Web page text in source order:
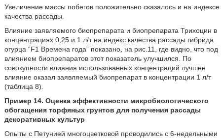
Увеличение массы побегов положительно сказалось и на индексе
качества рассады.
Влияние заявляемого биопрепарата и биопрепарата Трихоцин в
концентрациях 0,25 и 1 л/т на индекс качества рассады гибрида
огурца “F1 Времена года” показано, на рис.11, где видно, что под
влиянием биопрепаратов этот показатель улучшился. По
совокупности влияния использованных концентраций лучшее
влияние оказал заявляемый биопрепарат в концентрации 1 л/т
(таблица 8).
Пример 14. Оценка эффективности микробиологического
обогащения торфяных грунтов для получения рассады
декоративных культур
Опыты с Петунией многоцветковой проводились с 6-недельными